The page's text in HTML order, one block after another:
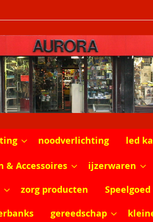
noodverlichting led
& Accessoires ijzerwaren
zorg producten Speelgoed
gereedschap